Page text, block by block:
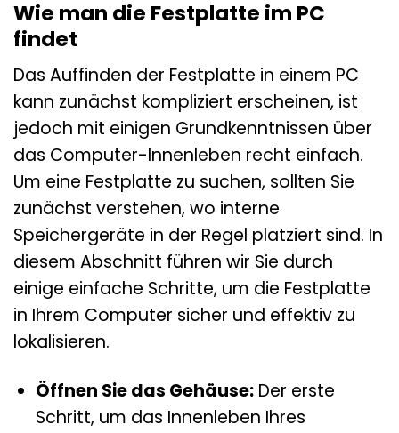
Wie man die Festplatte im PC
findet
Das Auffinden der Festplatte in einem PC
kann zunächst kompliziert erscheinen, ist
jedoch mit einigen Grundkenntnissen über
das Computer-Innenleben recht einfach.
Um eine Festplatte zu suchen, sollten Sie
zunächst verstehen, wo interne
Speichergeräte in der Regel platziert sind. In
diesem Abschnitt führen wir Sie durch
einige einfache Schritte, um die Festplatte
in Ihrem Computer sicher und effektiv zu
lokalisieren.
Öffnen Sie das Gehäuse:Der erste
Schritt, um das Innenleben Ihres